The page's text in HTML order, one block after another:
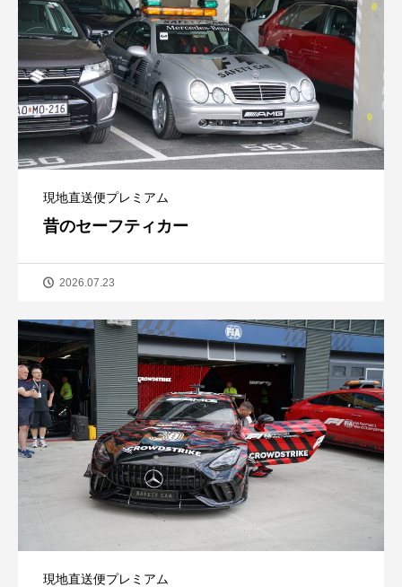
現地直送便プレミアム
昔のセーフティカー
2026.07.23
現地直送便プレミアム